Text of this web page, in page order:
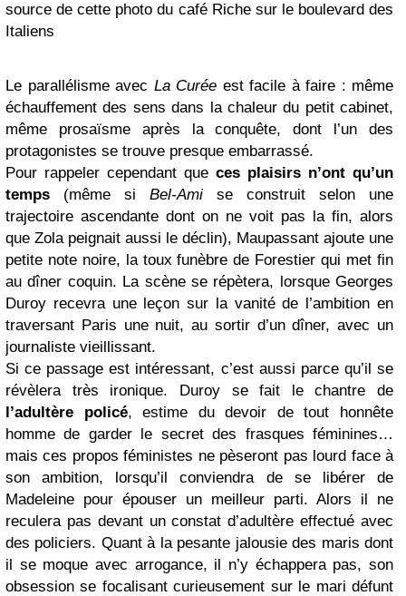
source de cette photo du café Riche sur le boulevard des
Italiens
Le parallélisme avec La Curée est facile à faire : même
échauffement des sens dans la chaleur du petit cabinet,
même prosaïsme après la conquête, dont l’un des
protagonistes se trouve presque embarrassé.
Pour rappeler cependant que ces plaisirs n’ont qu’un
temps (même si Bel-Ami se construit selon une
trajectoire ascendante dont on ne voit pas la fin, alors
que Zola peignait aussi le déclin), Maupassant ajoute une
petite note noire, la toux funèbre de Forestier qui met fin
au dîner coquin. La scène se répètera, lorsque Georges
Duroy recevra une leçon sur la vanité de l’ambition en
traversant Paris une nuit, au sortir d’un dîner, avec un
journaliste vieillissant.
Si ce passage est intéressant, c’est aussi parce qu’il se
révèlera très ironique. Duroy se fait le chantre de
l’adultère policé, estime du devoir de tout honnête
homme de garder le secret des frasques féminines…
mais ces propos féministes ne pèseront pas lourd face à
son ambition, lorsqu’il conviendra de se libérer de
Madeleine pour épouser un meilleur parti. Alors il ne
reculera pas devant un constat d’adultère effectué avec
des policiers. Quant à la pesante jalousie des maris dont
il se moque avec arrogance, il n’y échappera pas, son
obsession se focalisant curieusement sur le mari défunt